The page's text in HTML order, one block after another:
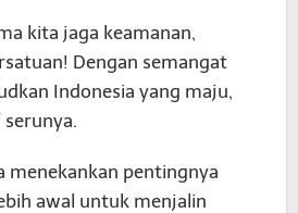
kita jaga keamanan,
Dengan semangat
Indonesia yang maju,
serunya.
menekankan pentingnya
awal untuk menjalin